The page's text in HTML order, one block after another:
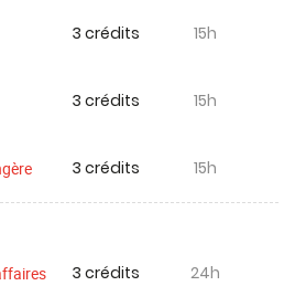
3 crédits 15h
3 crédits 15h
3 crédits 15h
3 crédits 24h